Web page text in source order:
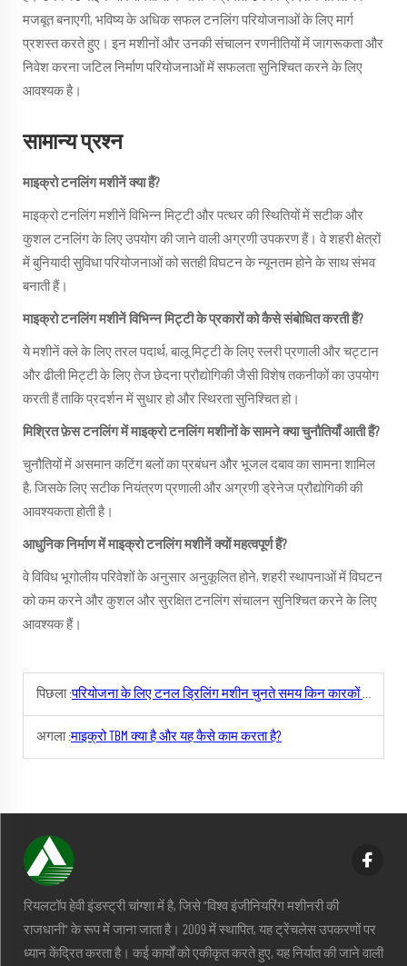
मजबूत बनाएगी, भविष्य के अधिक सफल टनलिंग परियोजनाओं के लिए मार्ग
प्रशस्त करते हुए। इन मशीनों और उनकी संचालन रणनीतियों में जागरूकता और
निवेश करना जटिल निर्माण परियोजनाओं में सफलता सुनिश्चित करने के लिए
आवश्यक है।
सामान्य प्रश्न
माइक्रो टनलिंग मशीनें क्या हैं?
माइक्रो टनलिंग मशीनें विभिन्न मिट्टी और पत्थर की स्थितियों में सटीक और
कुशल टनलिंग के लिए उपयोग की जाने वाली अग्रणी उपकरण हैं। वे शहरी क्षेत्रों
में बुनियादी सुविधा परियोजनाओं को सतही विघटन के न्यूनतम होने के साथ संभव
बनाती हैं।
माइक्रो टनलिंग मशीनें विभिन्न मिट्टी के प्रकारों को कैसे संबोधित करती हैं?
ये मशीनें क्ले के लिए तरल पदार्थ, बालू मिट्टी के लिए स्लरी प्रणाली और चट्टान
और ढीली मिट्टी के लिए तेज छेदना प्रौद्योगिकी जैसी विशेष तकनीकों का उपयोग
करती हैं ताकि प्रदर्शन में सुधार हो और स्थिरता सुनिश्चित हो।
मिश्रित फ़ेस टनलिंग में माइक्रो टनलिंग मशीनों के सामने क्या चुनौतियाँ आती हैं?
चुनौतियों में असमान कटिंग बलों का प्रबंधन और भूजल दबाव का सामना शामिल
है, जिसके लिए सटीक नियंत्रण प्रणाली और अग्रणी ड्रेनेज प्रौद्योगिकी की
आवश्यकता होती है।
आधुनिक निर्माण में माइक्रो टनलिंग मशीनें क्यों महत्वपूर्ण हैं?
वे विविध भूगोलीय परिवेशों के अनुसार अनुकूलित होने, शहरी स्थापनाओं में विघटन
को कम करने और कुशल और सुरक्षित टनलिंग संचालन सुनिश्चित करने के लिए
आवश्यक हैं।
पिछला :परियोजना के लिए टनल ड्रिलिंग मशीन चुनते समय किन कारकों को ध्यान में रखना चाहिए?
अगला :माइक्रो TBM क्या है और यह कैसे काम करता है?
रियलटॉप हेवी इंडस्ट्री चांग्शा में है, जिसे "विश्व इंजीनियरिंग मशीनरी की
राजधानी" के रूप में जाना जाता है। 2009 में स्थापित, यह ट्रेंचलेस उपकरणों पर
ध्यान केंद्रित करता है। कई कार्यों को एकीकृत करते हुए, यह निर्यात की जाने वाली